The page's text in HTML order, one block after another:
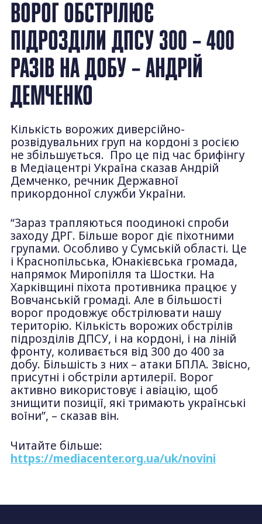
ВОРОГ ОБСТРІЛЮЄ
ПІДРОЗДІЛИ ДПСУ 300 – 400
РАЗІВ НА ДОБУ – АНДРІЙ
ДЕМЧЕНКО
Кількість ворожих диверсійно-
розвідувальних груп на кордоні з росією
не збільшується. Про це під час брифінгу
в Медіацентрі Україна сказав Андрій
Демченко, речник Державної
прикордонної служби України.
“Зараз трапляються поодинокі спроби
заходу ДРГ. Більше ворог діє піхотними
групами. Особливо у Сумській області. Це
і Краснопільська, Юнакієвська громада,
напрямок Миропілля та Шостки. На
Харківщині піхота противника працює у
Вовчанській громаді. Але в більшості
ворог продовжує обстрілювати нашу
територію. Кількість ворожих обстрілів
підрозділів ДПСУ, і на кордоні, і на ліній
фронту, коливається від 300 до 400 за
добу. Більшість з них – атаки БПЛА. Звісно,
присутні і обстріли артилерії. Ворог
активно використовує і авіацію, щоб
знищити позиції, які тримають українські
воїни”, – сказав він.
Читайте більше:
https://mediacenter.org.ua/uk/novini